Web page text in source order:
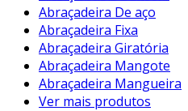
Abraçadeira De aço
Abraçadeira Fixa
Abraçadeira Giratória
Abraçadeira Mangote
Abraçadeira Mangueira
Ver mais produtos